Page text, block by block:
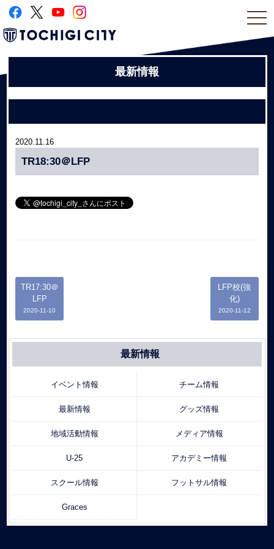
最新情報
2020.11.16
TR18:30＠LFP
TR17:30＠
LFP
2020-11-10
LFP校(強
化)
2020-11-12
最新情報
イベント情報 チーム情報
最新情報 グッズ情報
地域活動情報 メディア情報
U-25 アカデミー情報
スクール情報 フットサル情報
Graces